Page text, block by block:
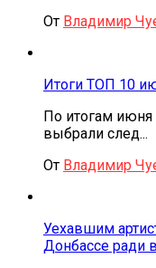
От Владимир
Итоги ТОП 10
По итогам июня
выбрали след...
От Владимир
Уехавшим
Донбассе ради